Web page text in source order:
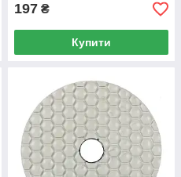
197 ₴
Купити